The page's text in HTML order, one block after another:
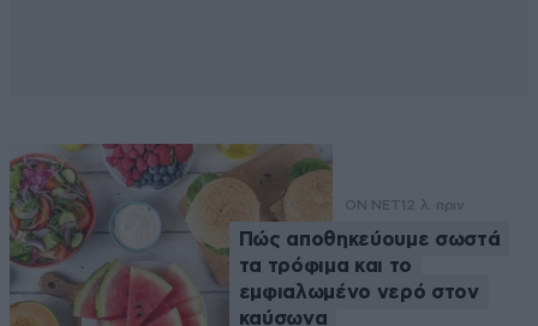
ON NET 12 λ. πριν
Πώς αποθηκεύουμε σωστά
τα τρόφιμα και το
εμφιαλωμένο νερό στον
καύσωνα